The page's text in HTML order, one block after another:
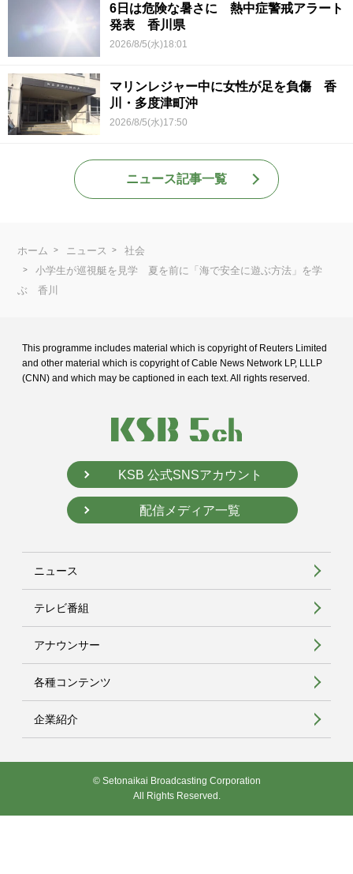
6日は危険な暑さに 熱中症警戒アラート
発表 香川県
2026/8/5(水)18:01
マリンレジャー中に女性が足を負傷 香
川・多度津町沖
2026/8/5(水)17:50
ニュース記事一覧
ホーム ニュース
社会
小学生が巡視艇を見学 夏を前に「海で安全に遊ぶ方法」を学
ぶ 香川
This programme includes material which is copyright of Reuters Limited
and other material which is copyright of Cable News Network LP, LLLP
(CNN) and which may be captioned in each text. All rights reserved.
KSB 公式SNSアカウント
配信メディア一覧
ニュース
テレビ番組
アナウンサー
各種コンテンツ
企業紹介
© Setonaikai Broadcasting Corporation
All Rights Reserved.